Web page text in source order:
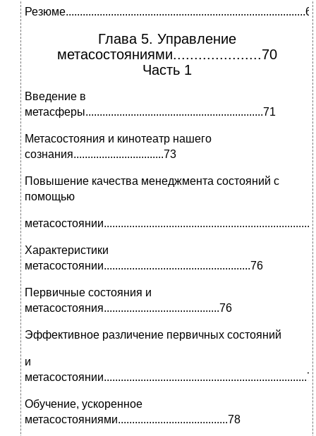
Глава 5. Управление
метасостояниями.....................70
Часть 1
Введение в
метасферы...............................................................71
Метасостояния и кинотеатр нашего
сознания................................73
Повышение качества менеджмента состояний с
помощью
Характеристики
метасостоянии....................................................76
Первичные состояния и
метасостояния.........................................76
Эффективное различение первичных состояний
и
Обучение, ускоренное
метасостояниями.......................................78